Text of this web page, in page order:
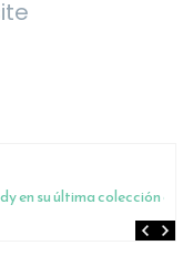
en su última colección de